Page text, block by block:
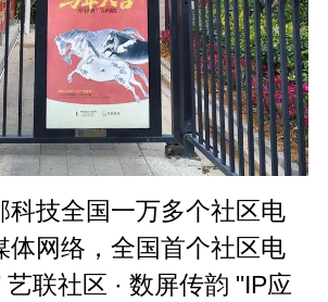
科技全国一万多个社区电
体网络，全国首个社区电
联社区 · 数屏传韵 "IP应